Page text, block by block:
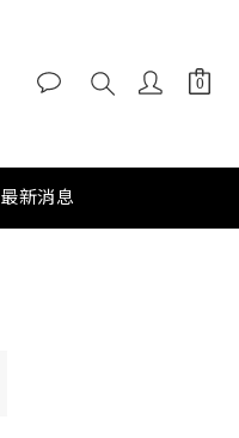
最新消息